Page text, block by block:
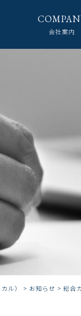
会社案内
ル） > お知らせ > 総合